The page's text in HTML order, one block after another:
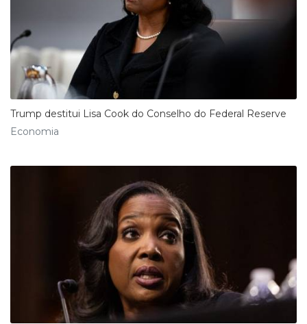
Trump destitui Lisa Cook do Conselho do Federal Reserve
Economia